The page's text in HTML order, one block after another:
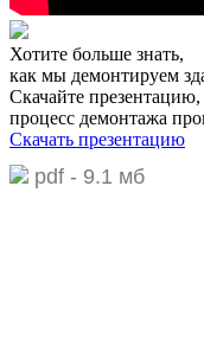
Хотите больше знать,
как мы демонтируем
Скачайте презентацию,
процесс демонтажа
Скачать презентацию
pdf - 9.1 мб